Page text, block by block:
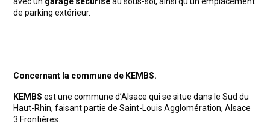
de parking extérieur.
Concernant la commune de KEMBS.
KEMBS est une commune d’Alsace qui se situe dans le Sud du
Haut-Rhin, faisant partie de Saint-Louis Agglomération, Alsace
3 Frontières.